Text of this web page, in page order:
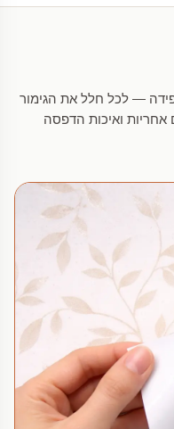
— לכל חלל את הגימור
ואיכות הדפסה